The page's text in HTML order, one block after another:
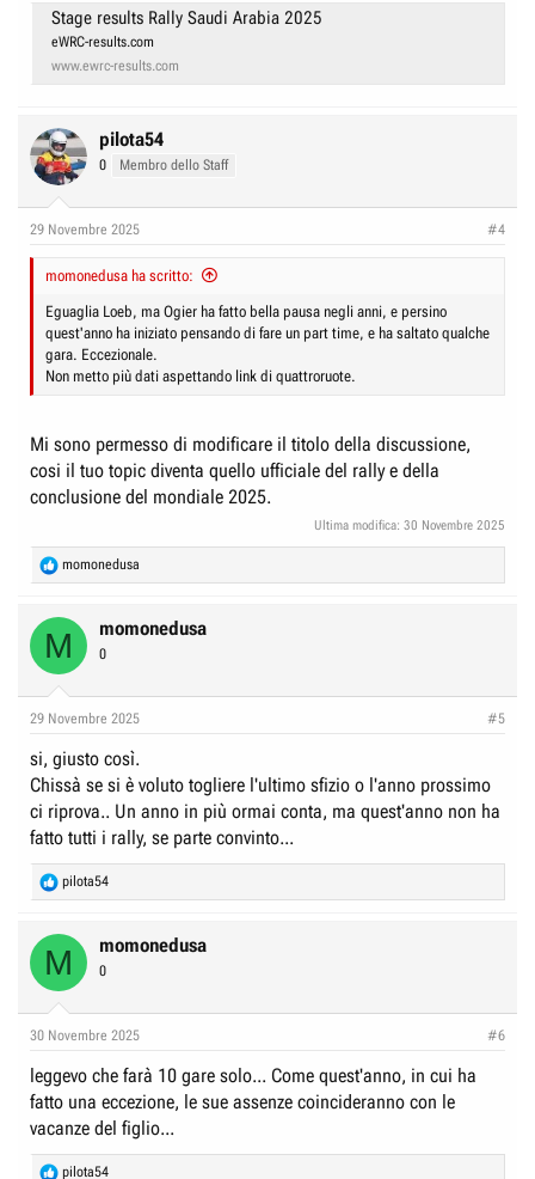
Stage results Rally Saudi Arabia 2025
eWRC-results.com
www.ewrc-results.com
pilota54
0 Membro dello Staff
29 Novembre 2025 #4
momonedusa ha scritto:
Eguaglia Loeb, ma Ogier ha fatto bella pausa negli anni, e persino
quest'anno ha iniziato pensando di fare un part time, e ha saltato qualche
gara. Eccezionale.
Non metto più dati aspettando link di quattroruote.
Mi sono permesso di modificare il titolo della discussione,
cosi il tuo topic diventa quello ufficiale del rally e della
conclusione del mondiale 2025.
Ultima modifica: 30 Novembre 2025
R
e
t
s
momonedusa
M momonedusa
0
29 Novembre 2025 #5
si, giusto così.
Chissà se si è voluto togliere l'ultimo sfizio o l'anno prossimo
ci riprova.. Un anno in più ormai conta, ma quest'anno non ha
fatto tutti i rally, se parte convinto...
R
e
t
s
pilota54
M momonedusa
0
30 Novembre 2025 #6
leggevo che farà 10 gare solo... Come quest'anno, in cui ha
fatto una eccezione, le sue assenze coincideranno con le
vacanze del figlio...
R
pilota54